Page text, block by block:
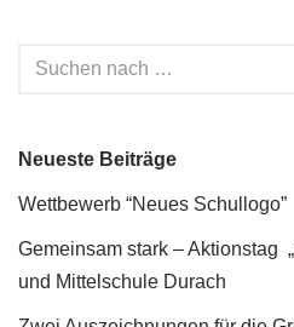
Neueste Beiträge
Wettbewerb “Neues Schullogo”
Gemeinsam stark – Aktionstag
und Mittelschule Durach